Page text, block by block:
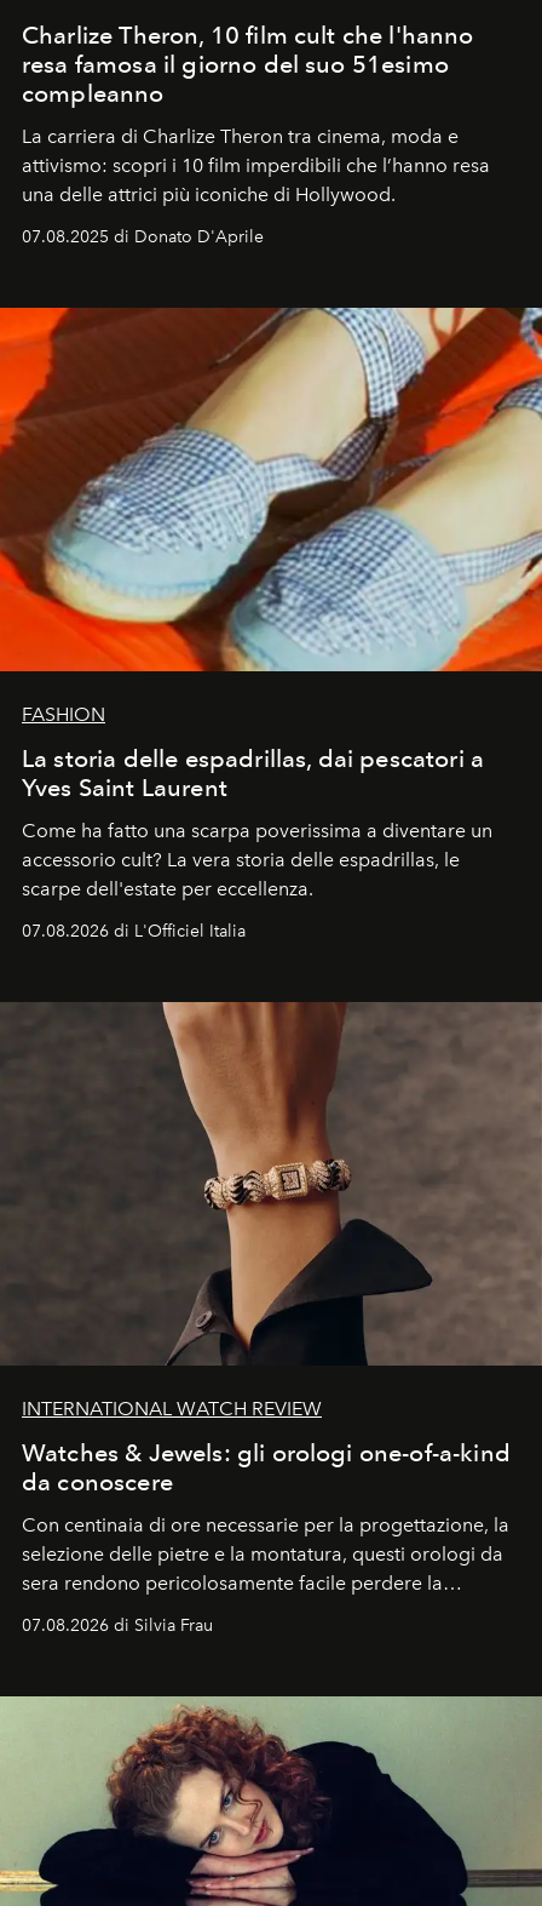
Charlize Theron, 10 film cult che l'hanno
resa famosa il giorno del suo 51esimo
compleanno
La carriera di Charlize Theron tra cinema, moda e
attivismo: scopri i 10 film imperdibili che l’hanno resa
una delle attrici più iconiche di Hollywood.
07.08.2025 di Donato D'Aprile
FASHION
La storia delle espadrillas, dai pescatori a
Yves Saint Laurent
Come ha fatto una scarpa poverissima a diventare un
accessorio cult? La vera storia delle espadrillas, le
scarpe dell'estate per eccellenza.
07.08.2026 di L'Officiel Italia
INTERNATIONAL WATCH REVIEW
Watches & Jewels: gli orologi one-of-a-kind
da conoscere
Con centinaia di ore necessarie per la progettazione, la
selezione delle pietre e la montatura, questi orologi da
sera rendono pericolosamente facile perdere la
07.08.2026 di Silvia Frau